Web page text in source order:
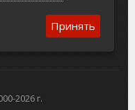
2026 г.
Принять